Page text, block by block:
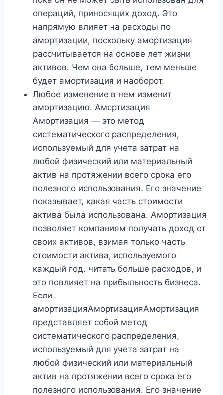
операций, приносящих доход. Это
напрямую влияет на расходы по
амортизации, поскольку амортизация
рассчитывается на основе лет жизни
активов. Чем она больше, тем меньше
будет амортизация и наоборот.
Любое изменение в нем изменит
амортизацию. Амортизация
Амортизация — это метод
систематического распределения,
используемый для учета затрат на
любой физический или материальный
актив на протяжении всего срока его
полезного использования. Его значение
показывает, какая часть стоимости
актива была использована. Амортизация
позволяет компаниям получать доход от
своих активов, взимая только часть
стоимости актива, используемого
каждый год. читать больше расходов, и
это повлияет на прибыльность бизнеса.
Если
амортизацияАмортизацияАмортизация
представляет собой метод
систематического распределения,
используемый для учета затрат на
любой физический или материальный
актив на протяжении всего срока его
полезного использования. Его значение